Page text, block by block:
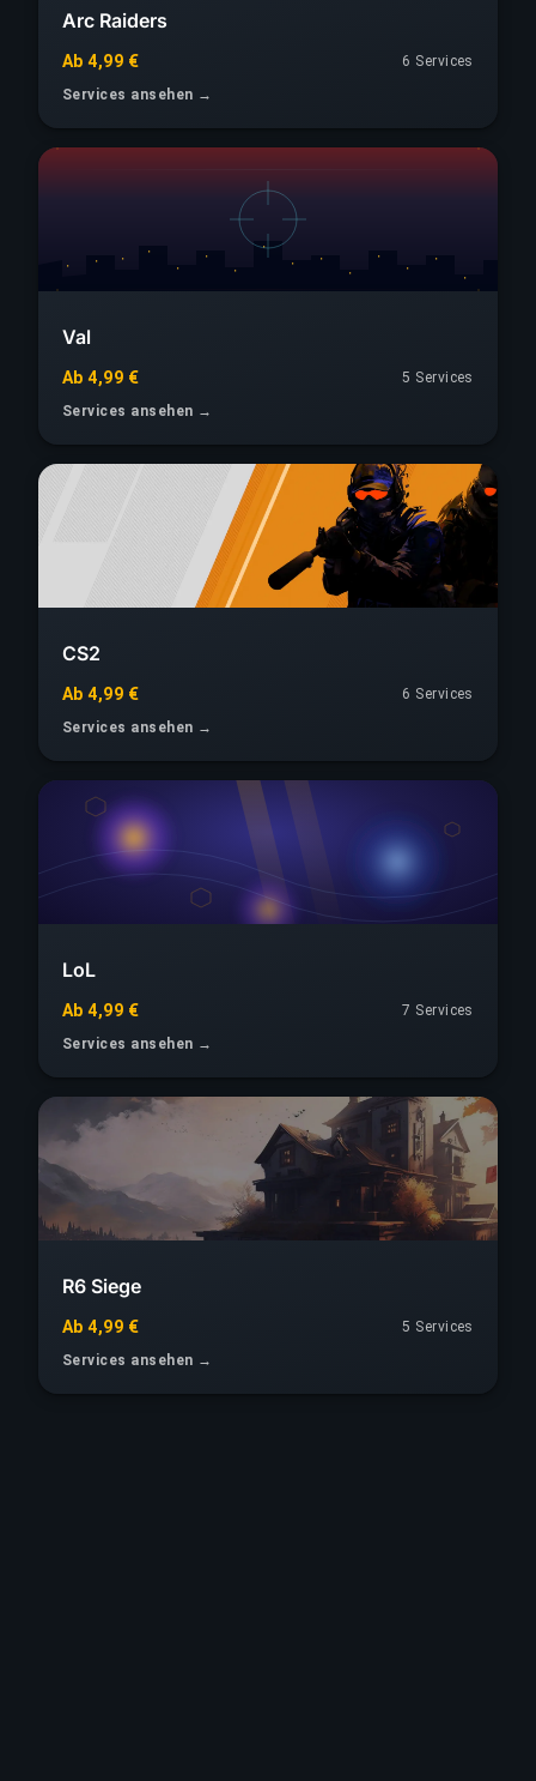
Arc Raiders
Ab 4,99 €
6 Services
Services ansehen →
Val
Ab 4,99 €
5 Services
Services ansehen →
CS2
Ab 4,99 €
6 Services
Services ansehen →
LoL
Ab 4,99 €
7 Services
Services ansehen →
R6 Siege
Ab 4,99 €
5 Services
Services ansehen →